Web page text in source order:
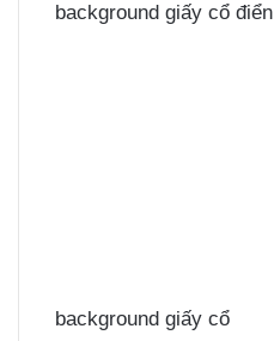
background giấy cổ điển
background giấy cổ